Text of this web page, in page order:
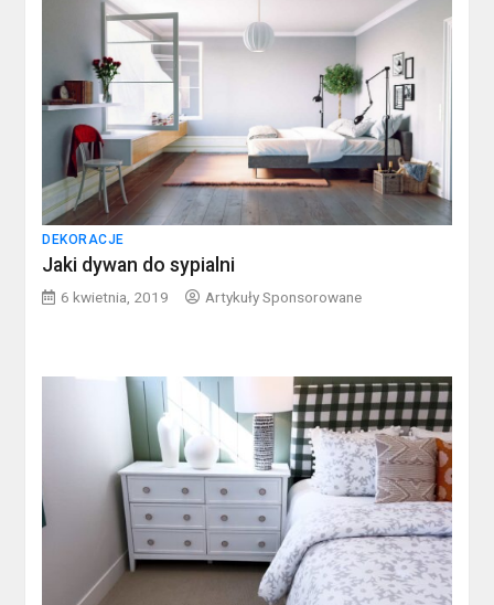
DEKORACJE
Jaki dywan do sypialni
6 kwietnia, 2019 Artykuły Sponsorowane